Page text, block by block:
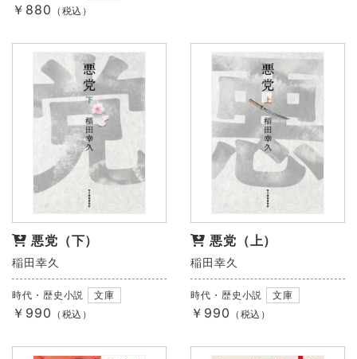
￥880 （税込）
悪党（下）
稲田幸久
時代・歴史小説 文庫
￥990 （税込）
悪党（上）
稲田幸久
時代・歴史小説 文庫
￥990 （税込）